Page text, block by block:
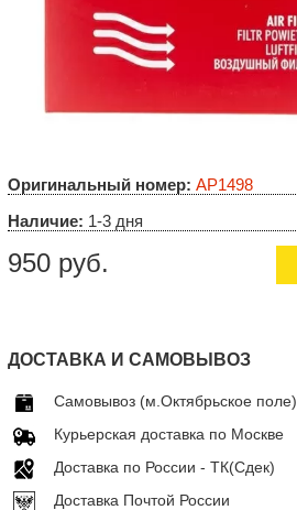
Оригинальный номер: AP1498
Наличие: 1-3 дня
950 руб.
ДОСТАВКА И САМОВЫВОЗ
Самовывоз (м.Октябрьское поле)
Курьерская доставка по Москве
Доставка по Росcии - ТК(Сдек)
Доставка Почтой России